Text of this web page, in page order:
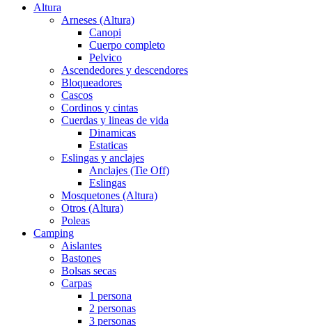
Altura
Arneses (Altura)
Canopi
Cuerpo completo
Pelvico
Ascendedores y descendores
Bloqueadores
Cascos
Cordinos y cintas
Cuerdas y lineas de vida
Dinamicas
Estaticas
Eslingas y anclajes
Anclajes (Tie Off)
Eslingas
Mosquetones (Altura)
Otros (Altura)
Poleas
Camping
Aislantes
Bastones
Bolsas secas
Carpas
1 persona
2 personas
3 personas